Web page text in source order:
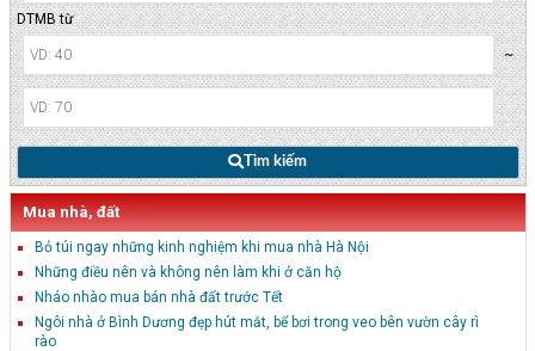
DTMB từ
~
Tìm kiếm
Mua nhà, đất
Bỏ túi ngay những kinh nghiệm khi mua nhà Hà Nội
Những điều nên và không nên làm khi ở căn hộ
Nháo nhào mua bán nhà đất trước Tết
Ngôi nhà ở Bình Dương đẹp hút mắt, bể bơi trong veo bên vườn cây rì
rào